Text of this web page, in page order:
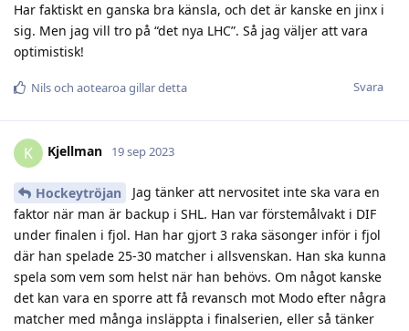
Har faktiskt en ganska bra känsla, och det är kanske en jinx i
sig. Men jag vill tro på “det nya LHC”. Så jag väljer att vara
optimistisk!
Svara
Nilsoch aotearoagillar detta
K Kjellman 19 sep 2023
Hockeytröjan
Jag tänker att nervositet inte ska vara en
faktor när man är backup i SHL. Han var förstemålvakt i DIF
under finalen i fjol. Han har gjort 3 raka säsonger inför i fjol
där han spelade 25-30 matcher i allsvenskan. Han ska kunna
spela som vem som helst när han behövs. Om något kanske
det kan vara en sporre att få revansch mot Modo efter några
matcher med många insläppta i finalserien, eller så tänker